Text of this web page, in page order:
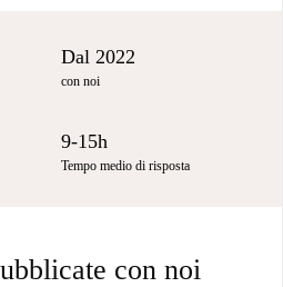
Dal 2022
con noi
9-15h
Tempo medio di risposta
con noi